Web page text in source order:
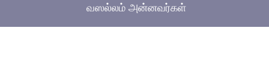
வஸல்லம் அன்னவர்கள்